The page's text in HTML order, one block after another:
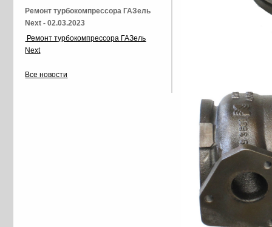
Ремонт турбокомпрессора ГАЗель
Next - 02.03.2023
Ремонт турбокомпрессора ГАЗель
Next
Все новости